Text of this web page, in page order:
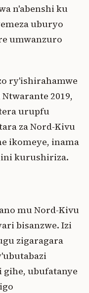
n'abenshi ku
uburyo
umwanzuro
ry'ishirahamwe
2019,
urupfu
za Nord-Kivu
ikomeye, inama
kurushiriza.
mu Nord-Kivu
bisanzwe. Izi
zigaragara
ubufatanye